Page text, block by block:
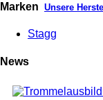
Marken Unsere
Stagg
News